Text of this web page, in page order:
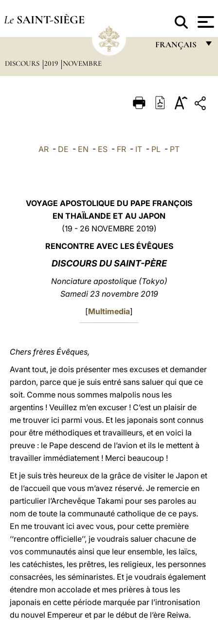
Le SAINT-SIÈGE
FRANÇAIS
ITALIANO
中文
LATINE
DISCOURS 2019 NOVEMBRE
AR - DE - EN - ES - FR - IT - PL - PT
VOYAGE APOSTOLIQUE DU PAPE FRANÇOIS
EN THAÏLANDE ET AU JAPON
(19 - 26 NOVEMBRE 2019)
RENCONTRE AVEC LES ÉVÊQUES
DISCOURS DU SAINT-PÈRE
Nonciature apostolique (Tokyo)
Samedi 23 novembre 2019
[Multimedia]
Chers frères Évêques,
Avant tout, je dois présenter mes excuses et demander
pardon, parce que je suis entré sans saluer qui que ce
soit. Comme nous sommes malpolis nous les
argentins ! Veuillez m’en excuser ! C’est un plaisir de
me trouver ici parmi vous. Et les japonais sont connus
pour être méthodiques et travailleurs, et en voici la
preuve : le Pape descend de l’avion et ils le mettent à
travailler immédiatement ! Merci beaucoup !
Et je suis très heureux de la grâce de visiter le Japon et
de l’accueil que vous m’avez réservé. Je remercie en
particulier l’Archevêque Takami pour ses paroles au
nom de toute la communauté catholique de ce pays.
En me trouvant ici avec vous, pour cette première
‘‘rencontre officielle’’, je voudrais saluer chacune de
vos communautés ainsi que leur ensemble, les laïcs,
les catéchistes, les prêtres, les religieux, les personnes
consacrées, les séminaristes. Et je voudrais également
étendre mon accolade et mes prières à tous les
japonais en cette période marquée par l’intronisation
du nouvel Empereur et par le début de l’ère Reiwa.